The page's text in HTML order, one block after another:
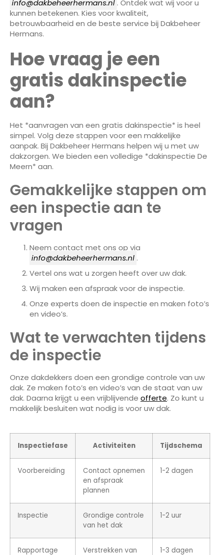
info@dakbeheerhermans.nl . Ontdek wat wij voor u
kunnen betekenen. Kies voor kwaliteit,
betrouwbaarheid en de beste service bij Dakbeheer
Hermans.
Hoe vraag je een
gratis dakinspectie
aan?
Het *aanvragen van een gratis dakinspectie* is heel
simpel. Volg deze stappen voor een makkelijke
aanpak. Bij Dakbeheer Hermans helpen wij u met uw
dakzorgen. We bieden een volledige *dakinspectie De
Meern* aan.
Gemakkelijke stappen om
een inspectie aan te
vragen
Neem contact met ons op via
info@dakbeheerhermans.nl .
Vertel ons wat u zorgen heeft over uw dak.
Wij maken een afspraak voor de inspectie.
Onze experts doen de inspectie en maken foto’s
en video’s.
Wat te verwachten tijdens
de inspectie
Onze dakdekkers doen een grondige controle van uw
dak. Ze maken foto’s en video’s van de staat van uw
dak. Daarna krijgt u een vrijblijvende offerte. Zo kunt u
makkelijk besluiten wat nodig is voor uw dak.
Inspectiefase Activiteiten Tijdschema
Voorbereiding
Contact opnemen
en afspraak
plannen
1-2 dagen
Inspectie
Grondige controle
van het dak
1-2 uur
Rapportage Verstrekken van 1-3 dagen